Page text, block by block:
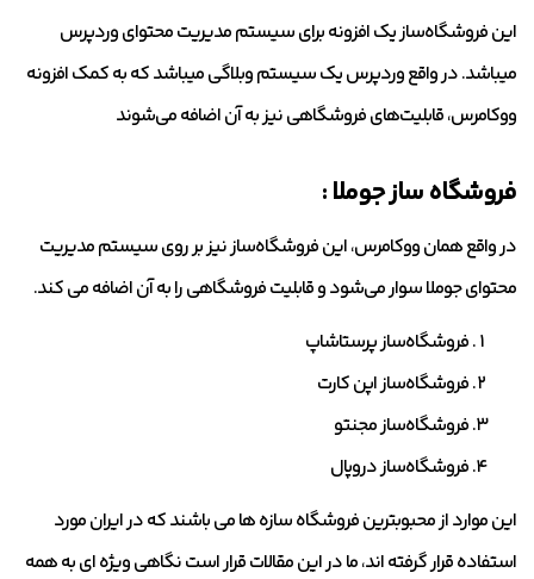
این فروشگاه‌ساز یک افزونه برای سیستم مدیریت محتوای وردپرس
میباشد. در واقع وردپرس یک سیستم وبلاگی میباشد که به کمک افزونه
ووکامرس، قابلیت‌های فروشگاهی نیز به آن اضافه می‌شوند
فروشگاه‌ ساز جوملا :
در واقع همان ووکامرس، این فروشگاه‌ساز نیز بر روی سیستم مدیریت
محتوای جوملا سوار می‌شود و قابلیت فروشگاهی را به آن اضافه می کند.
فروشگاه‌ساز پرستاشاپ
فروشگاه‌ساز اپن کارت
فروشگاه‌ساز مجنتو
فروشگاه‌ساز دروپال
این موارد از محبوبترین فروشگاه سازه ها می باشند که در ایران مورد
استفاده قرار گرفته اند، ما در این مقالات قرار است نگاهی ویژه ای به همه